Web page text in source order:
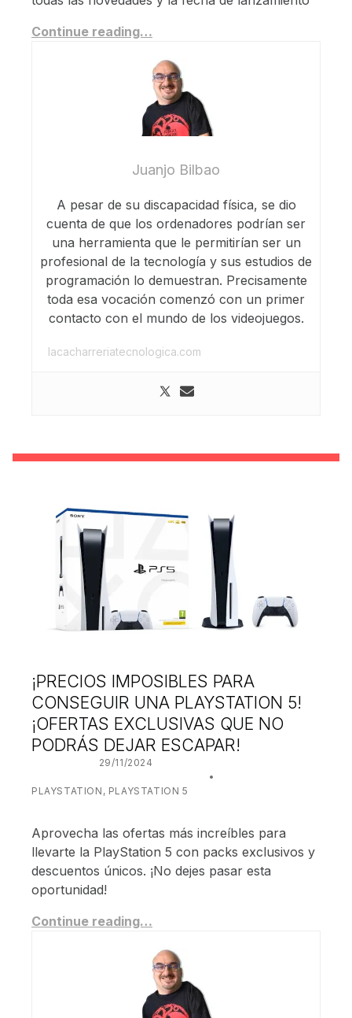
Continue reading…
Juanjo Bilbao
A pesar de su discapacidad física, se dio
cuenta de que los ordenadores podrían ser
una herramienta que le permitirían ser un
profesional de la tecnología y sus estudios de
programación lo demuestran. Precisamente
toda esa vocación comenzó con un primer
contacto con el mundo de los videojuegos.
lacacharreriatecnologica.com
¡PRECIOS IMPOSIBLES PARA
CONSEGUIR UNA PLAYSTATION 5!
¡OFERTAS EXCLUSIVAS QUE NO
PODRÁS DEJAR ESCAPAR!
29/11/2024
PLAYSTATION , PLAYSTATION 5
Aprovecha las ofertas más increíbles para
llevarte la PlayStation 5 con packs exclusivos y
descuentos únicos. ¡No dejes pasar esta
oportunidad!
Continue reading…